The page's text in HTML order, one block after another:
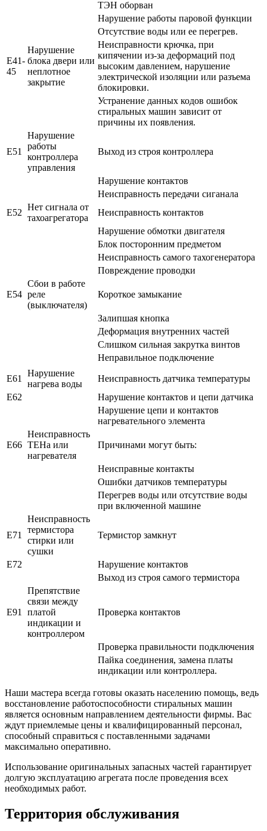
ТЭН оборван
Нарушение работы паровой функции
Отсутствие воды или ее перегрев.
E41-
45
Нарушение
блока двери или
неплотное
закрытие
Неисправности крючка, при
кипячении из-за деформаций под
высоким давлением, нарушение
электрической изоляции или разъема
блокировки.
Устранение данных кодов ошибок
стиральных машин зависит от
причины их появления.
E51
Нарушение
работы
контроллера
управления
Выход из строя контроллера
Нарушение контактов
Неисправность передачи сиганала
E52
Нет сигнала от
тахоагрегатора
Неисправность контактов
Нарушение обмотки двигателя
Блок посторонним предметом
Неисправность самого тахогенератора
Повреждение проводки
E54
Сбои в работе
реле
(выключателя)
Короткое замыкание
Залипшая кнопка
Деформация внутренних частей
Слишком сильная закрутка винтов
Неправильное подключение
E61
Нарушение
нагрева воды
Неисправность датчика температуры
E62
Нарушение контактов и цепи датчика
Нарушение цепи и контактов
нагревательного элемента
E66
Неисправность
ТЕНа или
нагревателя
Причинами могут быть:
Неисправные контакты
Ошибки датчиков температуры
Перегрев воды или отсутствие воды
при включенной машине
E71
Неисправность
термистора
стирки или
сушки
Термистор замкнут
E72
Нарушение контактов
Выход из строя самого термистора
E91
Препятствие
связи между
платой
индикации и
контроллером
Проверка контактов
Проверка правильности подключения
Пайка соединения, замена платы
индикации или контроллера.
Наши мастера всегда готовы оказать населению помощь, ведь
восстановление работоспособности стиральных машин
является основным направлением деятельности фирмы. Вас
ждут приемлемые цены и квалифицированный персонал,
способный справиться с поставленными задачами
максимально оперативно.
Использование оригинальных запасных частей гарантирует
долгую эксплуатацию агрегата после проведения всех
необходимых работ.
Территория обслуживания